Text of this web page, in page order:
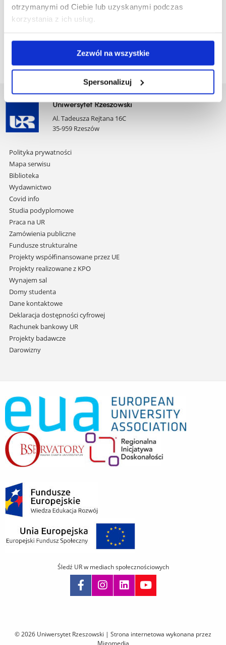
otrzymanymi od Ciebie lub uzyskanymi podczas
korzystania z ich usług.
Zezwól na wszystkie
Spersonalizuj
Urządzenia i detektory promieniowania jonizującego w
medycynie
Wykład monograficzny
Uniwersytet Rzeszowski
Al. Tadeusza Rejtana 16C
35-959 Rzeszów
Pomiń
nawigację
i
przejdź
do
treści
Polityka prywatności
Mapa serwisu
Biblioteka
Wydawnictwo
Covid info
Studia podyplomowe
Praca na UR
Zamówienia publiczne
Fundusze strukturalne
Projekty współfinansowane przez UE
Projekty realizowane z KPO
Wynajem sal
Domy studenta
Dane kontaktowe
Deklaracja dostępności cyfrowej
Rachunek bankowy UR
Projekty badawcze
Darowizny
© 2026 Uniwersytet Rzeszowski | Strona internetowa wykonana przez
Migomedia
Śledź UR w mediach społecznościowych
i
przejdź